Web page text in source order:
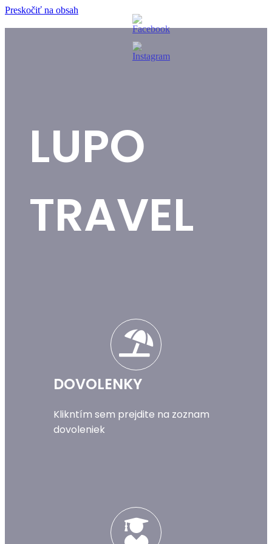
Preskočiť na obsah
LUPO
TRAVEL
DOVOLENKY
Klikntím sem prejdite na zoznam
dovoleniek